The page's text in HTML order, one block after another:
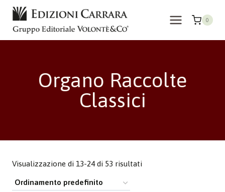
Salta
contenuto
0
Organo Raccolte
Classici
Visualizzazione di 13-24 di 53 risultati